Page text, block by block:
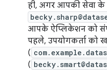
ही, अगर आपकी सेवा के
आपके ऐप्लिकेशन को
पहले, उपयोगकर्ता को
(
(